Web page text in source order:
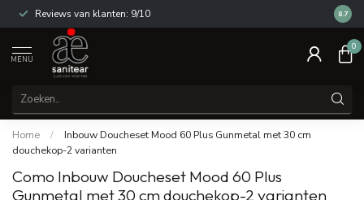
Reviews van klanten: 9/10 14
8.7
MENU
0
Home /
Inbouw Doucheset Mood 60 Plus Gunmetal met 30 cm
douchekop-2 varianten
Como Inbouw Doucheset Mood 60 Plus
Gunmetal met 30 cm douchekop-2 varianten